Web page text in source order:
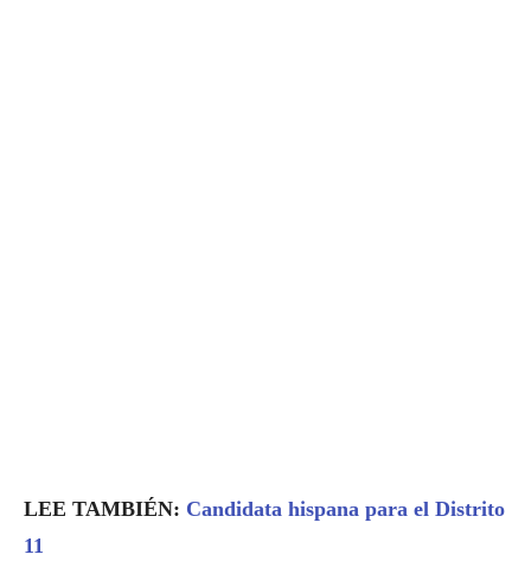
LEE TAMBIÉN: Candidata hispana para el Distrito
11